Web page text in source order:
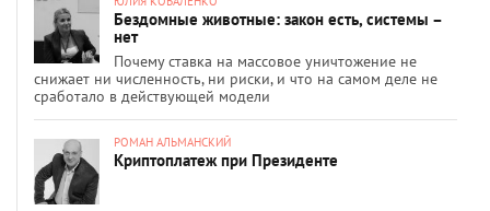
Бездомные животные: закон есть, системы –
нет
Почему ставка на массовое уничтожение не
снижает ни численность, ни риски, и что на самом деле не
сработало в действующей модели
РОМАН АЛЬМАНСКИЙ
Криптоплатеж при Президенте